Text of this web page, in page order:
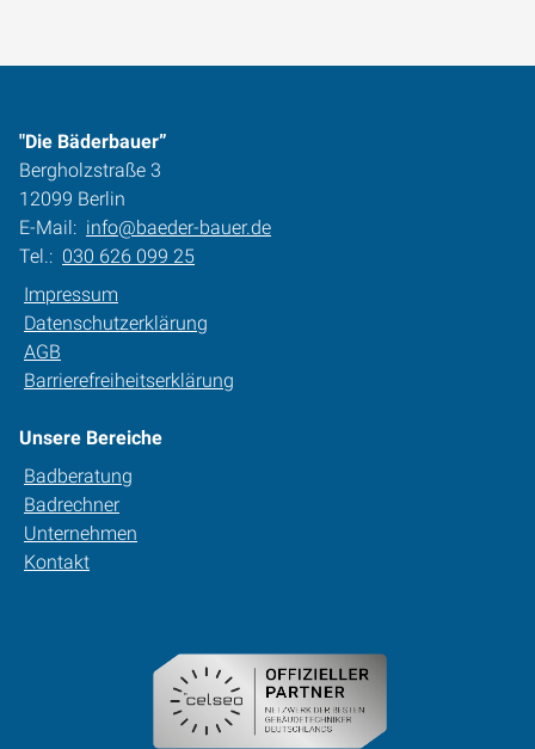
"Die Bäderbauer”
Bergholzstraße 3
12099 Berlin
E-Mail: info@baeder-bauer.de
Tel.: 030 626 099 25
Impressum
Datenschutzerklärung
AGB
Barrierefreiheitserklärung
Unsere Bereiche
Badberatung
Badrechner
Unternehmen
Kontakt